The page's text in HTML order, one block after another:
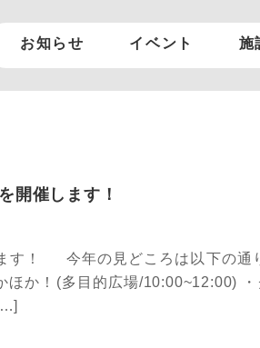
お知らせ イベント 施
開催します！
す！ 今年の見どころは以下の通
ほか！(多目的広場/10:00~12:00) ・